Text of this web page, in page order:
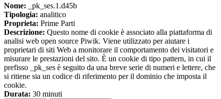
Nome: _pk_ses.1.d45b
Tipologia: analitico
Proprieta: Prime Parti
Descrizione: Questo nome di cookie è associato alla piattaforma di
analisi web open source Piwik. Viene utilizzato per aiutare i
proprietari di siti Web a monitorare il comportamento dei visitatori e
misurare le prestazioni del sito. È un cookie di tipo pattern, in cui il
prefisso _pk_ses è seguito da una breve serie di numeri e lettere, che
si ritiene sia un codice di riferimento per il dominio che imposta il
cookie.
Durata: 30 minuti